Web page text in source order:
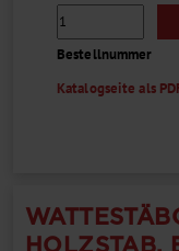
Bestellnummer
Katalogseite als
HOLZSTAB,